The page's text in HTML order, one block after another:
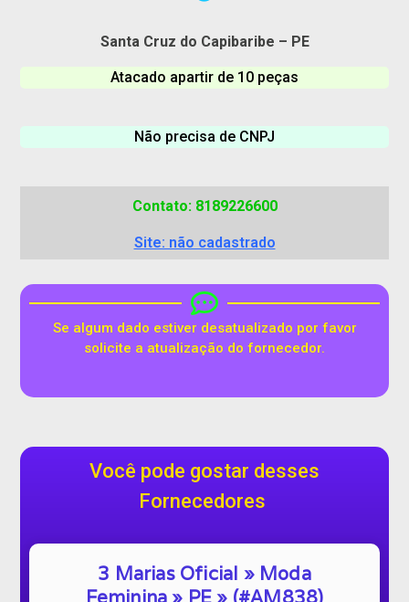
Santa Cruz do Capibaribe – PE
Atacado apartir de 10 peças
Não precisa de CNPJ
Contato: 8189226600
Site: não cadastrado
Se algum dado estiver desatualizado por favor
solicite a atualização do fornecedor.
Você pode gostar desses
Fornecedores
3 Marias Oficial » Moda